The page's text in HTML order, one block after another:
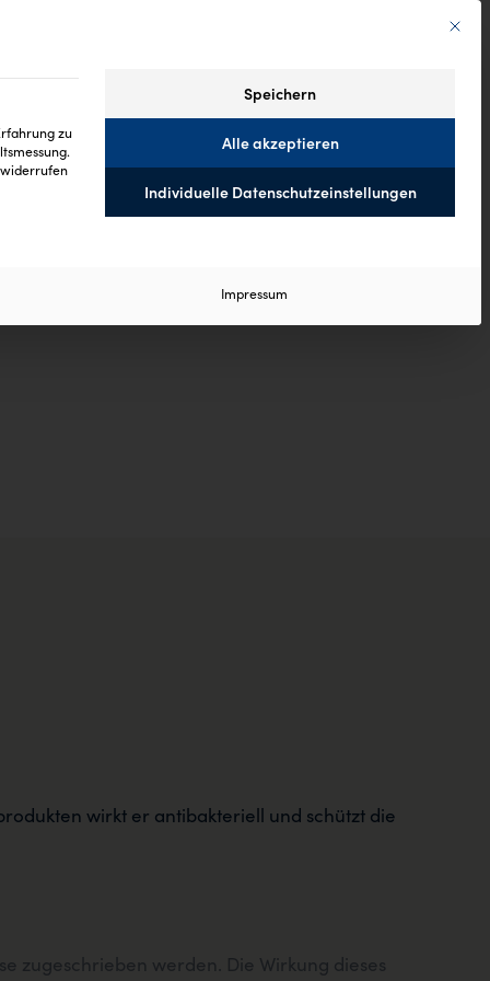
wirkt er antibakteriell und schützt die
zugeschrieben werden. Die Wirkung dieses
Mit
zu
essenziell und kann nicht abgewählt werden.
Speichern
Alle akzeptieren
Individuelle Datenschutzeinstellungen
Impressum